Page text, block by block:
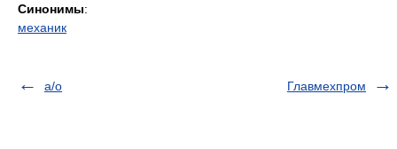
Синонимы:
механик
а/о Главмехпром